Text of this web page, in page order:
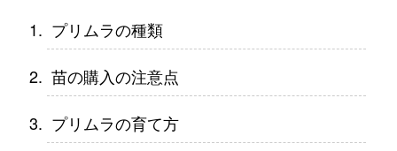
プリムラの種類
苗の購入の注意点
プリムラの育て方